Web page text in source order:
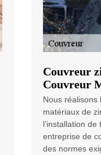
Couvreur
Couvreur
Nous réalisons
matériaux de
l’installation
entreprise de
des normes